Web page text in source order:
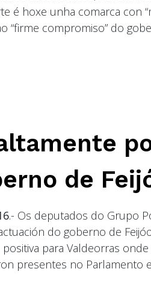
é hoxe unha comarca con
“firme compromiso” do
de
.- Os deputados do Grupo
do goberno de
para Valdeorras
presentes no Parlamento